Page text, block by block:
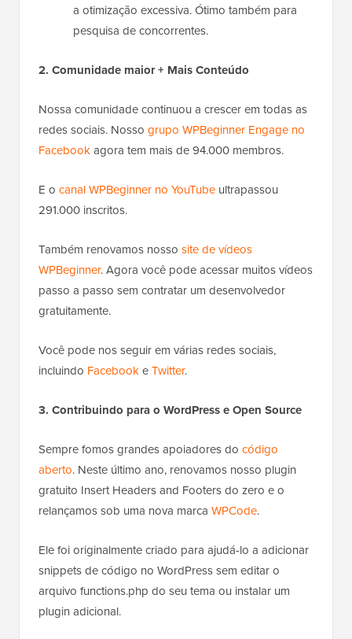
a otimização excessiva. Ótimo também para
pesquisa de concorrentes.
2. Comunidade maior + Mais Conteúdo
Nossa comunidade continuou a crescer em todas as
redes sociais. Nosso grupo WPBeginner Engage no
Facebookagora tem mais de 94.000 membros.
E o canal WPBeginner no YouTube ultrapassou
291.000 inscritos.
Também renovamos nosso site de vídeos
WPBeginner. Agora você pode acessar muitos vídeos
passo a passo sem contratar um desenvolvedor
gratuitamente.
Você pode nos seguir em várias redes sociais,
incluindo FacebookeTwitter.
3. Contribuindo para o WordPress e Open Source
Sempre fomos grandes apoiadores do código
aberto. Neste último ano, renovamos nosso plugin
gratuito Insert Headers and Footers do zero e o
relançamos sob uma nova marca WPCode.
Ele foi originalmente criado para ajudá-lo a adicionar
snippets de código no WordPress sem editar o
arquivo functions.php do seu tema ou instalar um
plugin adicional.